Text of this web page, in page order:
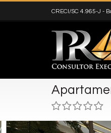
CRECI/SC 4.965-J -